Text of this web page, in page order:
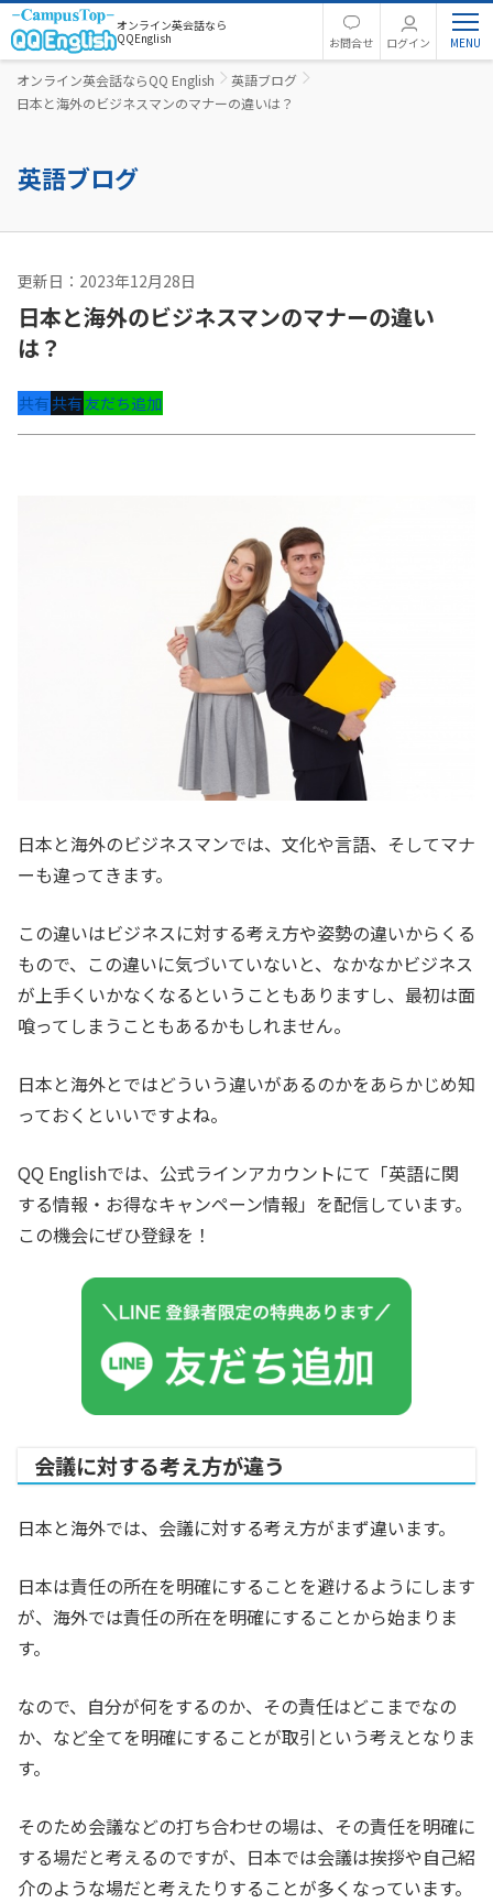
オンライン英会話なら
QQEnglish
お問合せ ログイン
オンライン英会話ならQQ English
英語ブログ
日本と海外のビジネスマンのマナーの違いは？
英語ブログ
更新日：2023年12月28日
日本と海外のビジネスマンのマナーの違い
は？
共有共有友だち追加
日本と海外のビジネスマンでは、文化や言語、そしてマナ
ーも違ってきます。
この違いはビジネスに対する考え方や姿勢の違いからくる
もので、この違いに気づいていないと、なかなかビジネス
が上手くいかなくなるということもありますし、最初は面
喰ってしまうこともあるかもしれません。
日本と海外とではどういう違いがあるのかをあらかじめ知
っておくといいですよね。
QQ Englishでは、公式ラインアカウントにて「英語に関
する情報・お得なキャンペーン情報」を配信しています。
この機会にぜひ登録を！
会議に対する考え方が違う
日本と海外では、会議に対する考え方がまず違います。
日本は責任の所在を明確にすることを避けるようにします
が、海外では責任の所在を明確にすることから始まりま
す。
なので、自分が何をするのか、その責任はどこまでなの
か、など全てを明確にすることが取引という考えとなりま
す。
そのため会議などの打ち合わせの場は、その責任を明確に
する場だと考えるのですが、日本では会議は挨拶や自己紹
介のような場だと考えたりすることが多くなっています。